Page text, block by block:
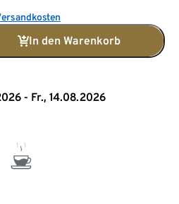
In den Warenkorb
- Fr., 14.08.2026